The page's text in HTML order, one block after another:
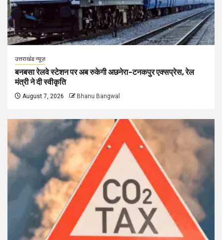
उत्तराखंड न्यूज़
बनबसा रेलवे स्टेशन पर अब रुकेगी अछनेरा-टनकपुर एक्सप्रेस, रेल
मंत्री ने दी स्वीकृति
August 7, 2026 Bhanu Bangwal